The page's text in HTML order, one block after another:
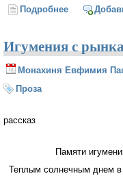
Подробнее о Каждому
Игумения с
Монахиня Евфимия
Проза
Памяти игумении
Теплым солнечным днем в